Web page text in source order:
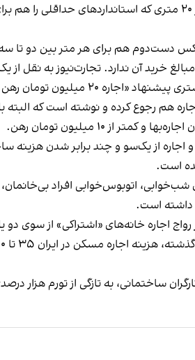
افزایش تقاضا برای این کانکس‌های حداکثر ۲۰ متری
دست‌دوم هم برای هر متر بین دو تا
چهار میلیون تومان» داده است.
هم رجوع کرده و نوشته است که البته
از ۱۰ میلیون تومان رهن.
اجاره از یک‌سو و چند برابر شدن
است.
اتوبوس‌خوابی افراد
داشته است.
اجاره خانه‌های «اشتراکی» از سوی دو
به تازگی از تورم هزار درصدی مسکن از سال